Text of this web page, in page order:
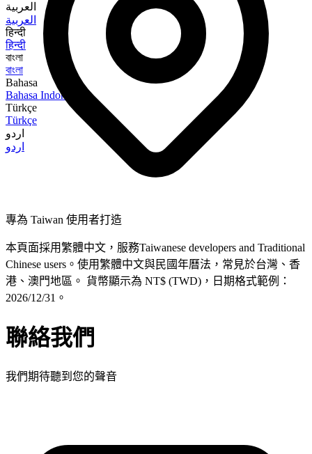
العربية
العربية
हिन्दी
हिन्दी
বাংলা
বাংলা
Bahasa
Bahasa Indonesia
Türkçe
Türkçe
اردو
اردو
專為 Taiwan 使用者打造
本頁面採用繁體中文，服務Taiwanese developers and Traditional
Chinese users。使用繁體中文與民國年曆法，常見於台灣、香
港、澳門地區。 貨幣顯示為 NT$ (TWD)，日期格式範例：
2026/12/31。
聯絡我們
我們期待聽到您的聲音